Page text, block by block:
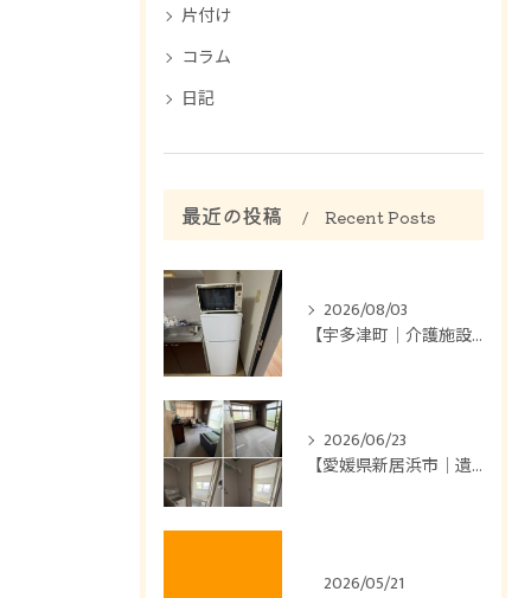
片付け
コラム
日記
最近の投稿 Recent Posts
2026/08/03
【宇多津町｜介護施設のお部屋片付け】
2026/06/23
【愛媛県新居浜市｜遺品整理】
2026/05/21